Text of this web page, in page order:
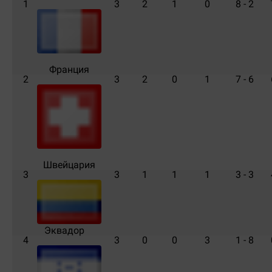
1
Франция
3 2 1 0 8 - 2
2
Швейцария
3 2 0 1 7 - 6
3
Эквадор
3 1 1 1 3 - 3
4 3 0 0 3 1 - 8